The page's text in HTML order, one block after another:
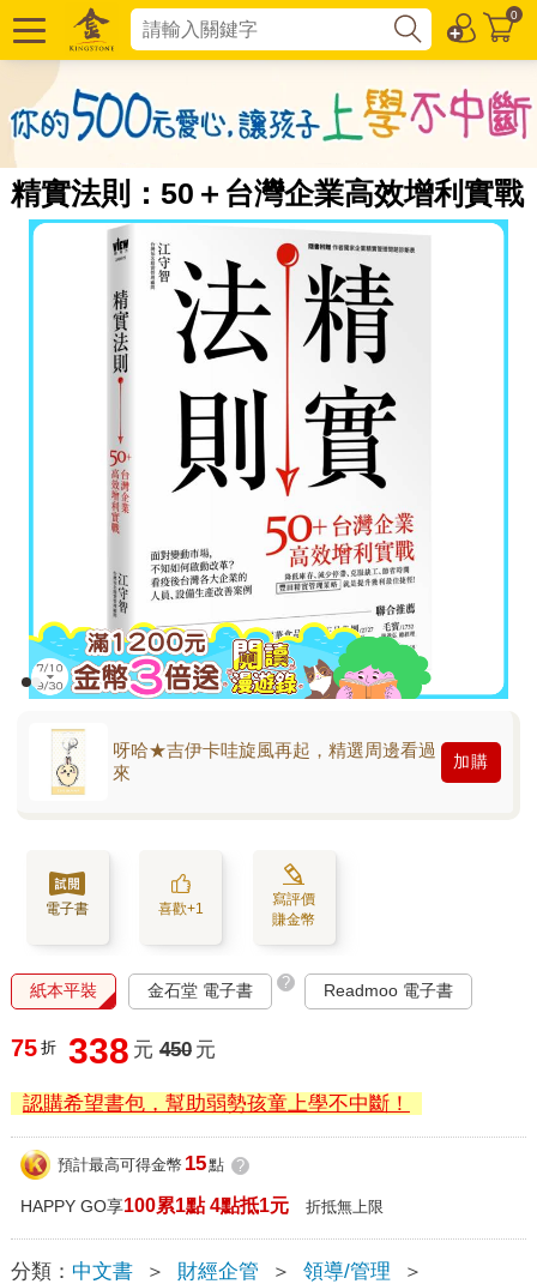
0
精實法則：50＋台灣企業高效增利實戰
呀哈★吉伊卡哇旋風再起，精選周邊看過
來
加購
電子書 喜歡+1
寫評價
賺金幣
紙本平裝 金石堂 電子書 ? Readmoo 電子書
75 折 338 元 450 元
認購希望書包，幫助弱勢孩童上學不中斷！
預計最高可得金幣 15點 ?
HAPPY GO享100累1點 4點抵1元 折抵無上限
分類： 中文書 ＞ 財經企管 ＞ 領導/管理
＞